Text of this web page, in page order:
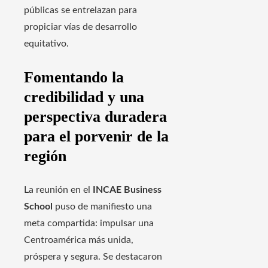
públicas se entrelazan para
propiciar vías de desarrollo
equitativo.
Fomentando la
credibilidad y una
perspectiva duradera
para el porvenir de la
región
La reunión en el
INCAE Business
School puso de manifiesto una
meta compartida: impulsar una
Centroamérica más unida,
próspera y segura. Se destacaron